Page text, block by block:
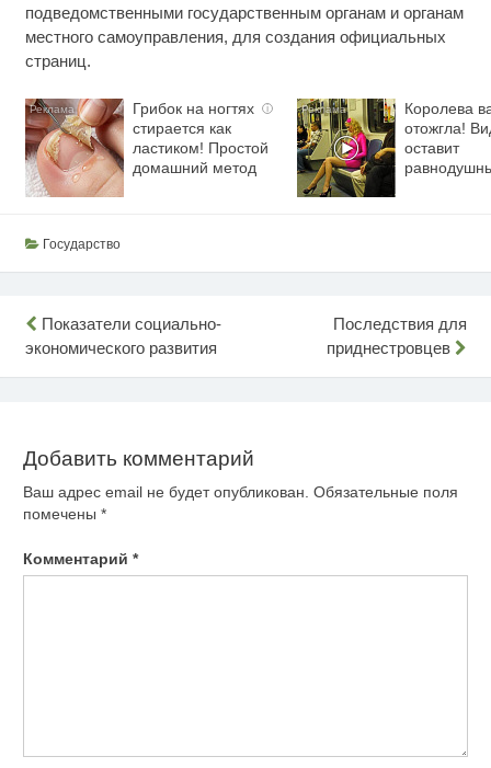
подведомственными государственным органам и органам
местного самоуправления, для создания официальных
страниц.
i
Грибок на ногтях
стирается как
ластиком! Простой
домашний метод
Королева
отожгла!
оставит
Государство
Навигация
по
Показатели социально-
экономического развития
Последствия для
приднестровцев
Добавить комментарий
Ваш адрес email не будет опубликован. Обязательные поля
помечены *
Комментарий *